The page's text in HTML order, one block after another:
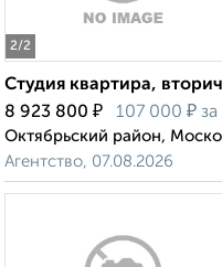
2/2
Студия квартира,
8 923 800 ₽ 107 000 ₽ за
Октябрьский район,
Агентство, 07.08.2026